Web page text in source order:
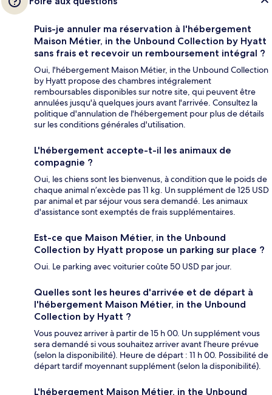
Puis-je annuler ma réservation à l'hébergement
Maison Métier, in the Unbound Collection by Hyatt
sans frais et recevoir un remboursement intégral ?
Oui, l'hébergement Maison Métier, in the Unbound Collection
by Hyatt propose des chambres intégralement
remboursables disponibles sur notre site, qui peuvent être
annulées jusqu'à quelques jours avant l'arrivée. Consultez la
politique d'annulation de l'hébergement pour plus de détails
sur les conditions générales d'utilisation.
L'hébergement accepte-t-il les animaux de
compagnie ?
Oui, les chiens sont les bienvenus, à condition que le poids de
chaque animal n’excède pas 11 kg. Un supplément de 125 USD
par animal et par séjour vous sera demandé. Les animaux
d'assistance sont exemptés de frais supplémentaires.
Est-ce que Maison Métier, in the Unbound
Collection by Hyatt propose un parking sur place ?
Oui. Le parking avec voiturier coûte 50 USD par jour.
Quelles sont les heures d'arrivée et de départ à
l'hébergement Maison Métier, in the Unbound
Collection by Hyatt ?
Vous pouvez arriver à partir de 15 h 00. Un supplément vous
sera demandé si vous souhaitez arriver avant l’heure prévue
(selon la disponibilité). Heure de départ : 11 h 00. Possibilité de
départ tardif moyennant supplément (selon la disponibilité).
L'hébergement Maison Métier, in the Unbound